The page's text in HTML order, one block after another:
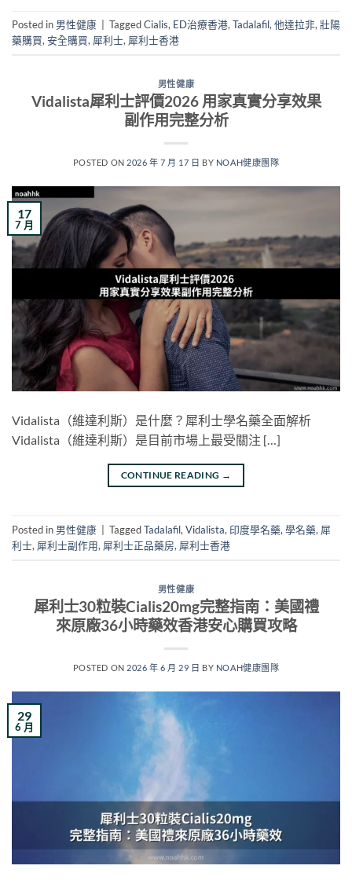
Posted in 男性健康 TaggedCialis, ED治療香港, Tadalafil, 他達拉非, 壯陽
藥購買, 安全購買, 犀利士, 犀利士香港
男性健康
Vidalista犀利士評價2026 用家真實分享效果
副作用完整分析
POSTED ON 2026 年 7 月 17 日 BY NOAH健康團隊
17
7 月
Vidalista（維達利斯）是什麼？犀利士學名藥全面解析
Vidalista（維達利斯）是目前市場上最受關注 […]
CONTINUE READING →
Posted in 男性健康 TaggedTadalafil, Vidalista, 印度學名藥, 學名藥, 犀
利士, 犀利士副作用, 犀利士正品藥房, 犀利士香港
男性健康
犀利士30粒裝Cialis20mg完整指南：美國禮
來原廠36小時藥效香港安心購買攻略
POSTED ON 2026 年 6 月 29 日 BY NOAH健康團隊
29
6 月